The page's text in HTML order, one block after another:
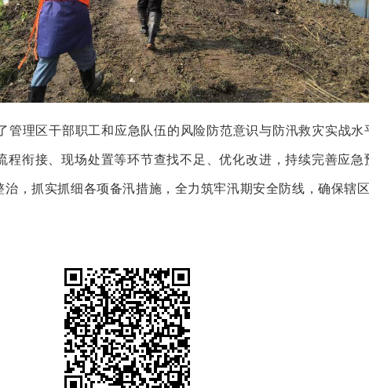
区干部职工和应急队伍的风险防范意识与防汛救灾实战水
衔接、现场处置等环节查找不足、优化改进，持续完善应
，抓实抓细各项备汛措施，全力筑牢汛期安全防线，确保辖